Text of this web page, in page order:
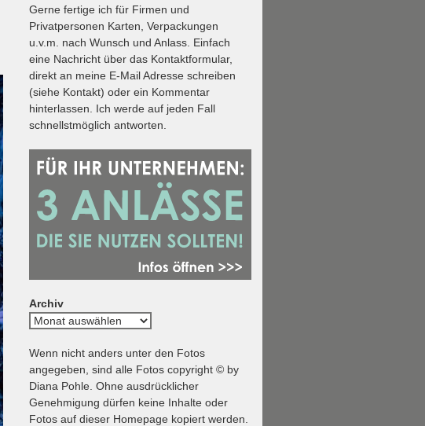
Gerne fertige ich für Firmen und
Privatpersonen Karten, Verpackungen
u.v.m. nach Wunsch und Anlass. Einfach
eine Nachricht über das Kontaktformular,
direkt an meine E-Mail Adresse schreiben
(siehe Kontakt) oder ein Kommentar
hinterlassen. Ich werde auf jeden Fall
schnellstmöglich antworten.
Archiv
Archiv
Wenn nicht anders unter den Fotos
angegeben, sind alle Fotos copyright © by
Diana Pohle. Ohne ausdrücklicher
Genehmigung dürfen keine Inhalte oder
Fotos auf dieser Homepage kopiert werden.